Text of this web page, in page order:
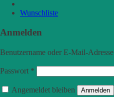
Wunschliste
Anmelden
Benutzername oder E-Mail-Adresse
Passwort *
Angemeldet bleiben Anmelden